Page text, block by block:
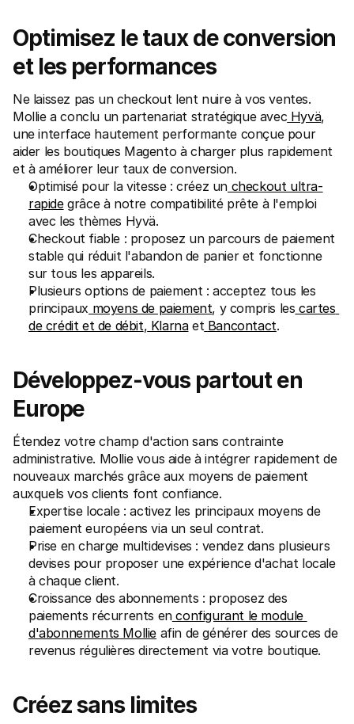
Optimisez le taux de conversion
et les performances
Ne laissez pas un checkout lent nuire à vos ventes.
Mollie a conclu un partenariat stratégique avec Hyvä,
une interface hautement performante conçue pour
aider les boutiques Magento à charger plus rapidement
et à améliorer leur taux de conversion.
Optimisé pour la vitesse : créez un checkout ultra-
rapide grâce à notre compatibilité prête à l'emploi
avec les thèmes Hyvä.
Checkout fiable : proposez un parcours de paiement
stable qui réduit l'abandon de panier et fonctionne
sur tous les appareils.
Plusieurs options de paiement : acceptez tous les
principaux moyens de paiement, y compris les cartes
de crédit et de débit, Klarna et Bancontact.
Développez-vous partout en
Europe
Étendez votre champ d'action sans contrainte
administrative. Mollie vous aide à intégrer rapidement de
nouveaux marchés grâce aux moyens de paiement
auxquels vos clients font confiance.
Expertise locale : activez les principaux moyens de
paiement européens via un seul contrat.
Prise en charge multidevises : vendez dans plusieurs
devises pour proposer une expérience d'achat locale
à chaque client.
Croissance des abonnements : proposez des
paiements récurrents en configurant le module
d'abonnements Mollie afin de générer des sources de
revenus régulières directement via votre boutique.
Créez sans limites